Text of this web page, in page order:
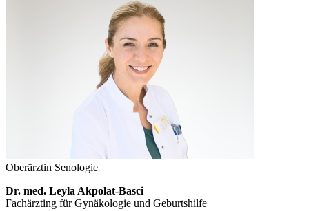
Oberärztin Senologie
Dr. med. Leyla Akpolat-Basci
Fachärzting für Gynäkologie und Geburtshilfe